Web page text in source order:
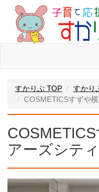
すかりぶ TOP
すかり
COSMETICSすずや
アーズシテ